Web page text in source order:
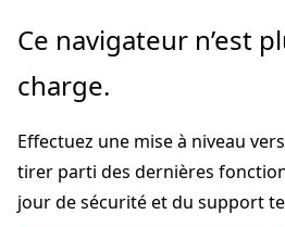
Passer
directement
au
principal
Ce navigateur n’est
charge.
Effectuez une mise à niveau
tirer parti des dernières
jour de sécurité et du support